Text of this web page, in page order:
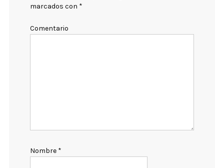
marcados con *
Comentario
Nombre *